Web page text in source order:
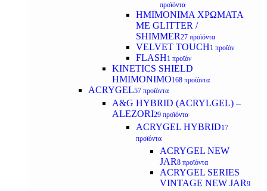
προϊόντα
ΗΜΙΜΟΝΙΜA ΧΡΩΜΑΤΑ
ΜΕ GLITTER /
SHIMMER27 προϊόντα
VELVET TOUCH1 προϊόν
FLASH1 προϊόν
KINETICS SHIELD
ΗΜΙΜΟΝΙΜΟ168 προϊόντα
ACRYGEL57 προϊόντα
A&G HYBRID (ACRYLGEL) –
ALEZORI29 προϊόντα
ACRYGEL HYBRID17
προϊόντα
ACRYGEL NEW
JAR8 προϊόντα
ACRYGEL SERIES
VINTAGE NEW JAR9